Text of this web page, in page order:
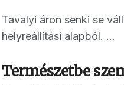
Tavalyi áron senki se
helyreállítási alapból. ...
Természetbe